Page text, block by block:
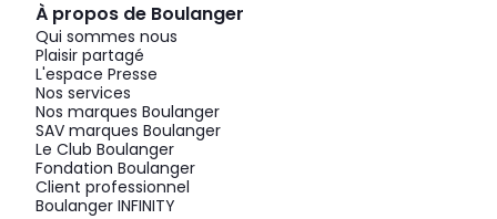
À propos de Boulanger
Qui sommes nous
Plaisir partagé
L'espace Presse
Nos services
Nos marques Boulanger
SAV marques Boulanger
Le Club Boulanger
Fondation Boulanger
Client professionnel
Boulanger INFINITY